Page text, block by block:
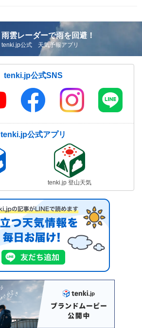
雨雲レーダーで雨を回避！
tenki.jp公式 天気予報アプリ
tenki.jp公式SNS
tenki.jp公式アプリ
tenki.jp 登山天気